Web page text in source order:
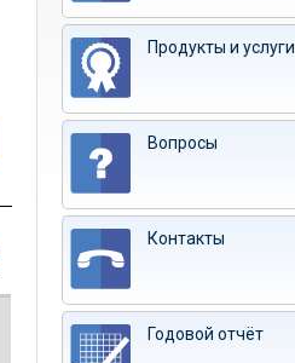
Продукты и услуги
Вопросы
Контакты
Годовой отчёт